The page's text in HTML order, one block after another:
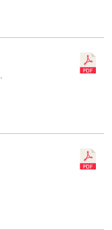
SPORTIVES